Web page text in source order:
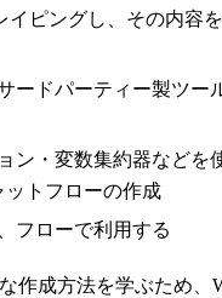
イピングし、その内容
ードパーティー製ツー
ン・変数集約器などを
トフローの作成
フローで利用する
成方法を学ぶため、